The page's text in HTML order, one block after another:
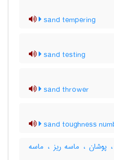
sand tempering
sand testing
sand thrower
sand toughness
، ماسه ریز ، ماسه